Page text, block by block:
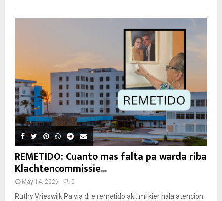
REMETIDO: Cuanto mas falta pa warda riba
Klachtencommissie...
May 14, 2026 0
Ruthy Vrieswijk Pa via di e remetido aki, mi kier hala atencion